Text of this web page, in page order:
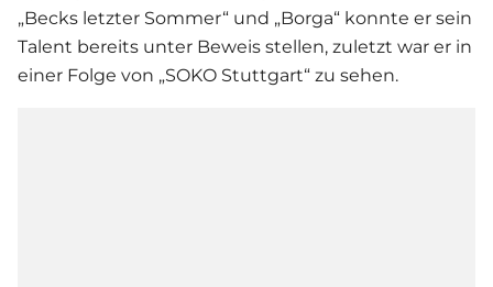
„Becks letzter Sommer“ und „Borga“ konnte er sein
Talent bereits unter Beweis stellen, zuletzt war er in
einer Folge von „SOKO Stuttgart“ zu sehen.